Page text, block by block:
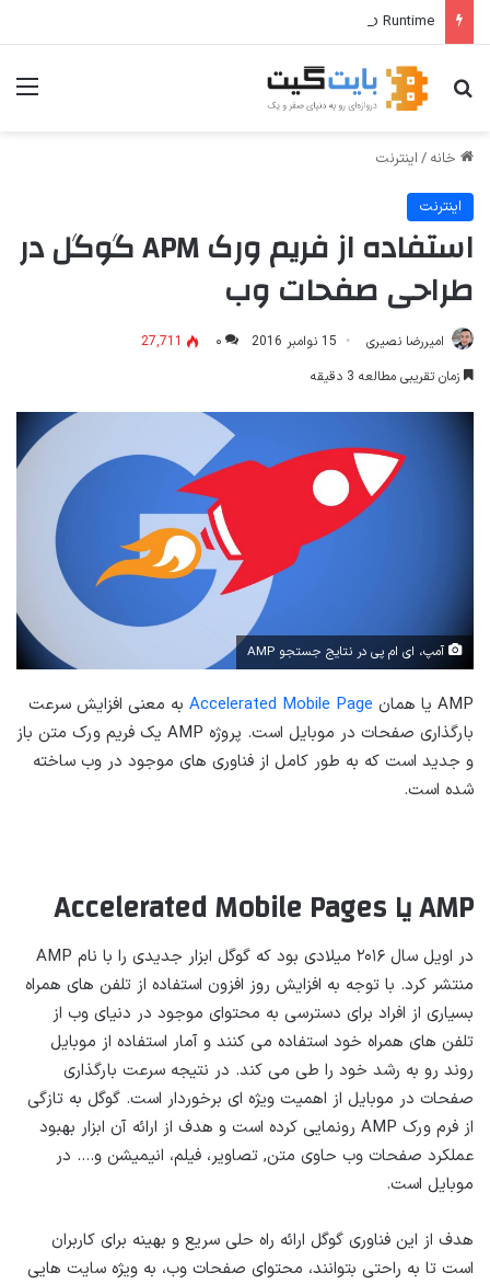
Windows Desktop Runtime چیست و چه کاربردی دارد؟
جستجو برای
خانه / اینترنت
اینترنت
استفاده از فریم ورک APM گوگل در
طراحی صفحات وب
امیررضا نصیری 15 نوامبر 2016 ۰
27,711
زمان تقریبی مطالعه 3 دقیقه
آمپ، ای ام پی در نتایج جستجو AMP
AMP یا همان Accelerated Mobile Page به معنی افزایش سرعت
بارگذاری صفحات در موبایل است. پروژه AMP یک فریم ورک متن باز
و جدید است که به طور کامل از فناوری های موجود در وب ساخته
شده است.
AMPیا Accelerated Mobile Pages
در اویل سال ۲۰۱۶ میلادی بود که گوگل ابزار جدیدی را با نام AMP
منتشر کرد. با توجه به افزایش روز افزون استفاده از تلفن های همراه
بسیاری از افراد برای دسترسی به محتوای موجود در دنیای وب از
تلفن های همراه خود استفاده می کنند و آمار استفاده از موبایل
روند رو به رشد خود را طی می کند. در نتیجه سرعت بارگذاری
صفحات در موبایل از اهمیت ویژه ای برخوردار است. گوگل به تازگی
از فرم ورک AMP رونمایی کرده است و هدف از ارائه آن ابزار بهبود
عملکرد صفحات وب حاوی متن, تصاویر، فیلم، انیمیشن و…. در
موبایل است.
هدف از این فناوری گوگل ارائه راه حلی سریع و بهینه برای کاربران
است تا به راحتی بتوانند، محتوای صفحات وب، به ویژه سایت هایی